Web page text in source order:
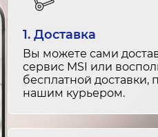
от 2 000 ₽
Ремонт кнопок
30 минут
от 1 000 ₽
Замена разъемов
1. Доставка
Вы можете сами
сервис MSI или
бесплатной доставки,
нашим курьером.